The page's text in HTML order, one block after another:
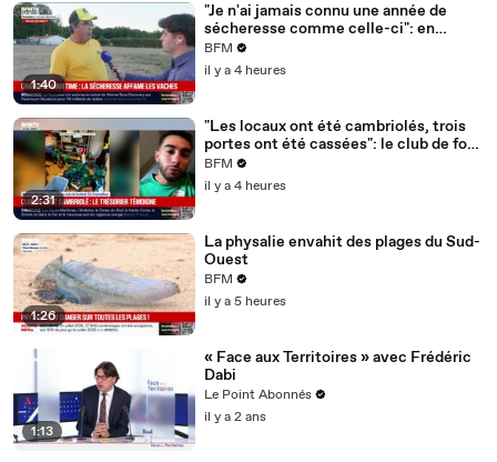
1:40
"Je n'ai jamais connu une année de
sécheresse comme celle-ci": en
Charente-Maritime, à cause de la
sécheresse, l'herbe de cette prairie
n'est plus comestible pour les vaches
BFM
il y a 4 heures
2:31
"Les locaux ont été cambriolés, trois
portes ont été cassées": le club de foot
de Champfleur victime d'un
cambriolage
BFM
il y a 4 heures
1:26
La physalie envahit des plages du Sud-
Ouest
BFM
il y a 5 heures
1:13
« Face aux Territoires » avec Frédéric
Dabi
Le Point Abonnés
il y a 2 ans